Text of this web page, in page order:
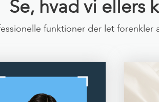
Se, hvad vi ellers
funktioner der let forenkler